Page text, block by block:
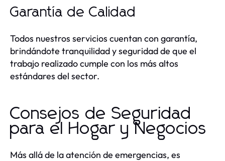
Garantía de Calidad
Todos nuestros servicios cuentan con garantía,
brindándote tranquilidad y seguridad de que el
trabajo realizado cumple con los más altos
estándares del sector.
Consejos de Seguridad
para el Hogar y Negocios
Más allá de la atención de emergencias, es